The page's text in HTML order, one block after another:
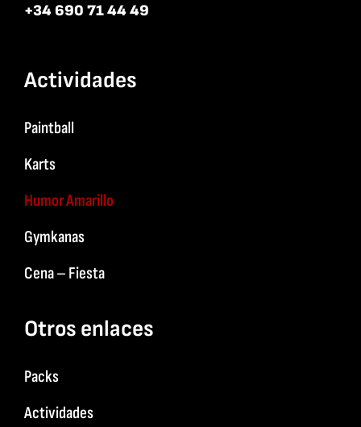
+34 690 71 44 49
Actividades
Paintball
Karts
Humor Amarillo
Gymkanas
Cena – Fiesta
Otros enlaces
Packs
Actividades